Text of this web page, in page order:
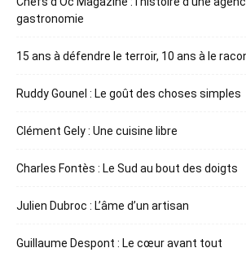
gastronomie
15 ans à défendre le terroir, 10 ans à le
Ruddy Gounel : Le goût des choses simples
Clément Gely : Une cuisine libre
Charles Fontès : Le Sud au bout des doigts
Julien Dubroc : L’âme d’un artisan
Guillaume Despont : Le cœur avant tout